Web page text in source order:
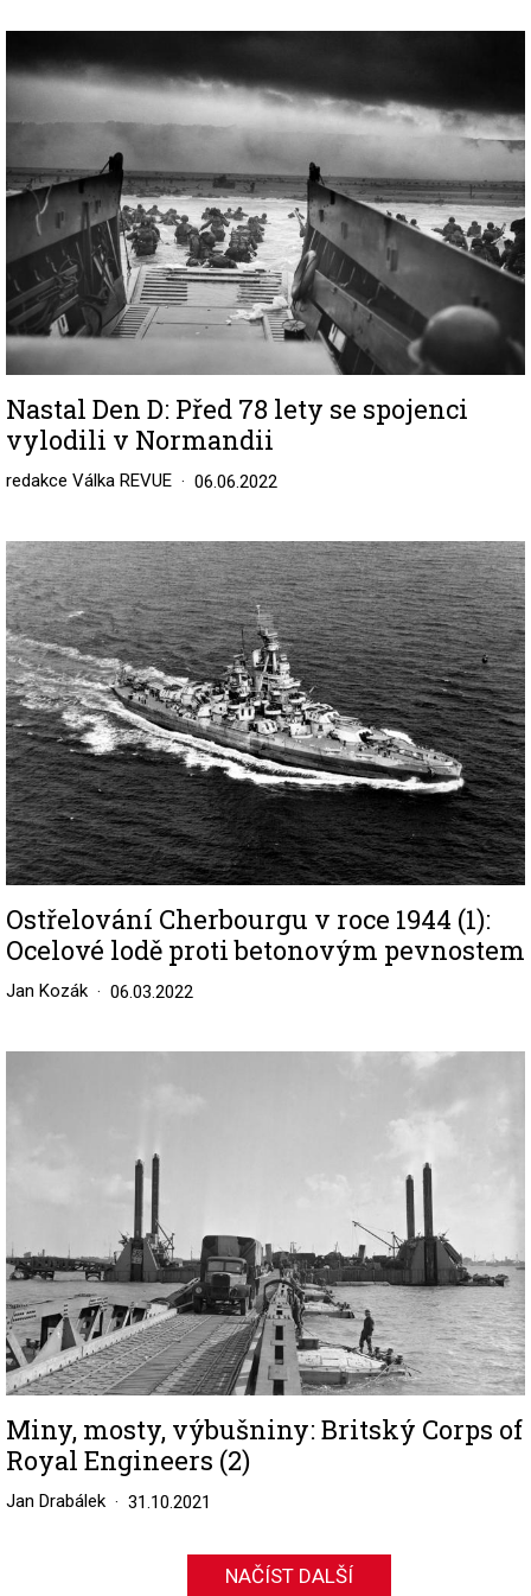
Nastal Den D: Před 78 lety se spojenci
vylodili v Normandii
redakce Válka REVUE 06.06.2022
Image
Ostřelování Cherbourgu v roce 1944 (1):
Ocelové lodě proti betonovým pevnostem
Jan Kozák 06.03.2022
Miny, mosty, výbušniny: Britský Corps of
Royal Engineers (2)
Jan Drabálek 31.10.2021
NAČÍST DALŠÍ